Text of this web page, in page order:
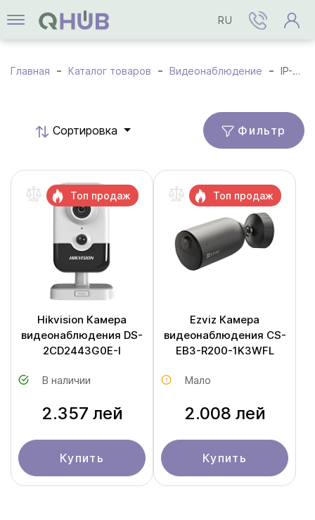
RU
Главная Каталог товаров Видеонаблюдение IP-камеры
Cортировка Фильтр
Hikvision Камера
видеонаблюдения DS-
2CD2443G0E-I
В наличии
2.357 лей
Купить
Топ продаж
Ezviz Камера
видеонаблюдения CS-
EB3-R200-1K3WFL
Мало
2.008 лей
Купить
Топ продаж